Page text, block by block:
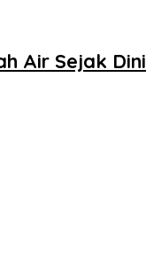
Air Sejak Dini